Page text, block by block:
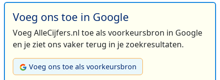
Voeg ons toe in Google
Voeg AlleCijfers.nl toe als voorkeursbron in Google
en je ziet ons vaker terug in je zoekresultaten.
Voeg ons toe als voorkeursbron